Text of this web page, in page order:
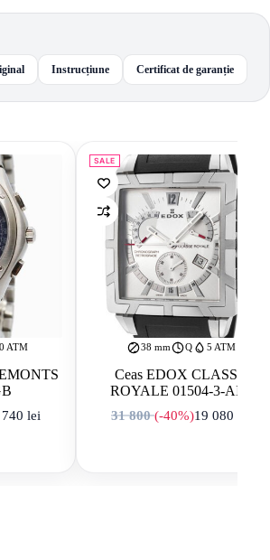
Instrucțiune Certificat de garanție
ATM
inițial a fost: 17 900 lei.
lei
curent este: 10 740 lei.
SALE
38 mm Q 5 ATM
Ceas EDOX CLASSE
ROYALE 01504-3-AIN
31 800(-40%)
Prețul inițial a
19 080
Prețul curent